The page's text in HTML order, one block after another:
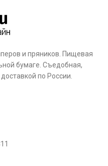
и пряников. Пищевая
бумаге. Съедобная,
по России.